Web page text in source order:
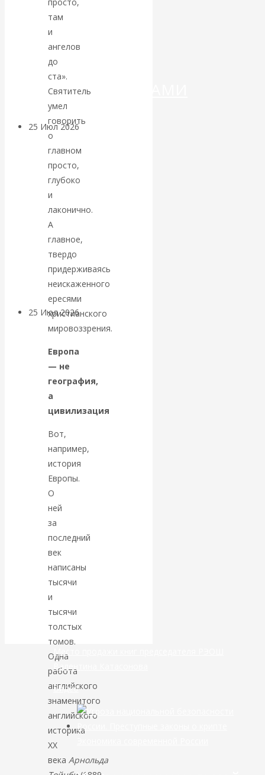
ДЕНЕГ»: КИТАЙ
ВЕДЁТ БОРЬБУ
КРИПТОВАЛЮТАМИ
25 Июл 2026Геополитика
Валентин
КАтасонов.
Может ли
Америка
покинуть НАТО?
25 Июл 2026Комментарии,
интервью и беседы
«Об этом
молчат»:
экономист
Валентин
Катасонов
считает, что
кризис в
банковской
сфере России
уже начался
там
и
ангелов
до
ста».
Святитель
умел
говорить
о
главном
просто,
глубоко
и
лаконично.
А
главное,
твердо
придерживаясь
неискаженного
ересями
христианского
мировоззрения.
Европа
— не
география,
а
цивилизация
Вот,
например,
история
Европы.
О
ней
за
последний
век
написаны
тысячи
и
тысячи
толстых
томов.
Одна
работа
английского
знаменитого
английского
историка
ХХ
векаАрнольда
Валентина Катасонова
Видео